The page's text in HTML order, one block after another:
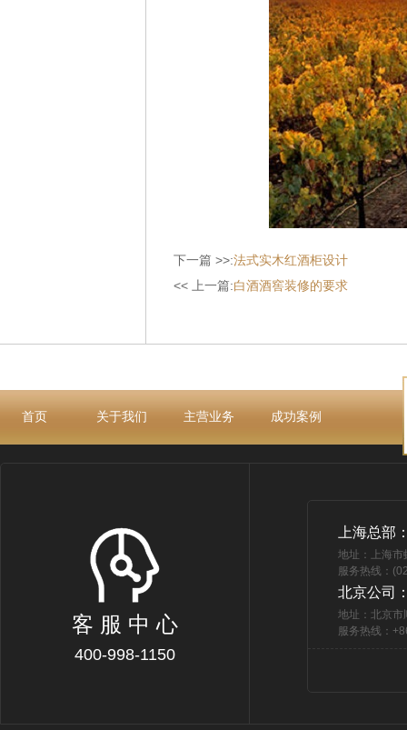
下一篇 >>:法式实木红酒柜设计
<< 上一篇:白酒酒窖装修的要求
首页 关于我们 主营业务 成功案例
客 服 中 心
400-998-1150
上海总部
地址：上海
服务热线：
北京公司
地址：北京市
服务热线：